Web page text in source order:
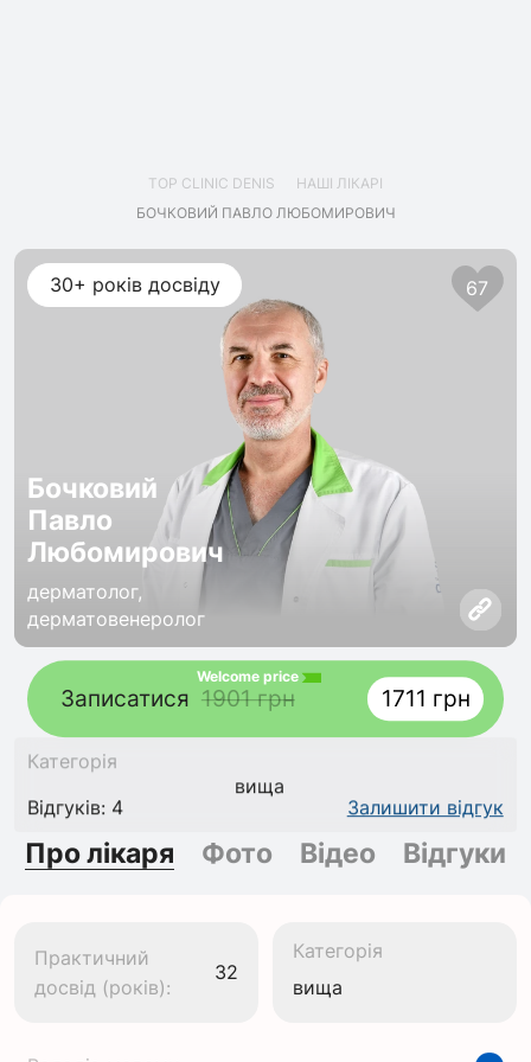
TOP CLINIC DENIS
НАШІ ЛІКАРІ
БОЧКОВИЙ ПАВЛО ЛЮБОМИРОВИЧ
30+ років досвіду
Бочковий
Павло
Любомирович
дерматолог,
дерматовенеролог
Записатися
Welcome price
1901 грн 1711 грн
Категорія
вища
Відгуків: 4
Залишити відгук
67
Про лікаря Фото Відео Відгуки
Практичний
досвід (років):
32
Категорія
вища